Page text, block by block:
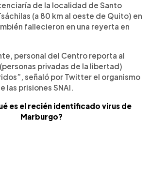
de la localidad de Santo
(a 80 km al oeste de Quito) en
fallecieron en una reyerta en
personal del Centro reporta al
privadas de la libertad)
señaló por Twitter el organismo
las prisiones SNAI.
es el recién identificado virus de
Marburgo?